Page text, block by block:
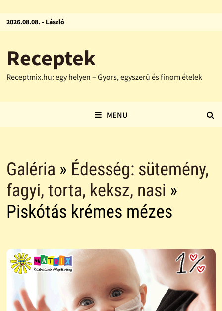
2026.08.08. - László
Receptek
Receptmix.hu: egy helyen – Gyors, egyszerű és finom ételek
MENU
Galéria » Édesség: sütemény,
fagyi, torta, keksz, nasi »
Piskótás krémes mézes